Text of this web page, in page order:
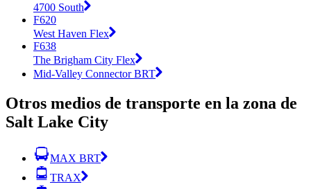
4700 South
F620
West Haven Flex
F638
The Brigham City Flex
Mid-Valley Connector BRT
Otros medios de transporte en la zona de
Salt Lake City
MAX BRT
TRAX